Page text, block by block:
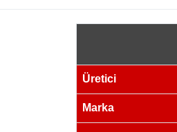
Üretici
Marka